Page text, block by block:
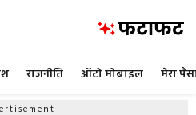
राजनीति ऑटो मोबाइल मेरा